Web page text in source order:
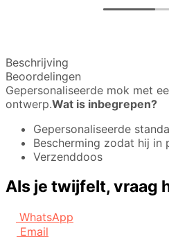
Beschrijving
Beoordelingen
Gepersonaliseerde mok met
ontwerp.Wat is inbegrepen?
Gepersonaliseerde
Bescherming zodat hij
Verzenddoos
Als je twijfelt, vraag
WhatsApp
Email